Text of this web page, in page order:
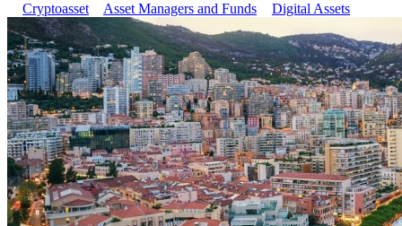
Cryptoasset
Asset Managers and Funds Digital Assets